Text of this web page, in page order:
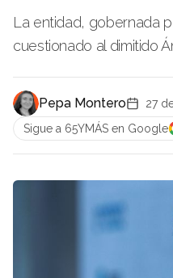
La entidad, gobernada
cuestionado al dimitido
Pepa Montero
27
Sigue a 65YMÁS en Google